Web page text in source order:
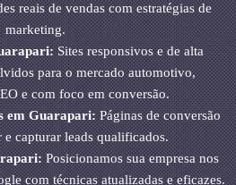
reais de vendas com estratégias de
marketing.
Sites responsivos e de alta
para o mercado automotivo,
e com foco em conversão.
em Guarapari:Páginas de conversão
e capturar leads qualificados.
Posicionamos sua empresa nos
com técnicas atualizadas e eficazes.